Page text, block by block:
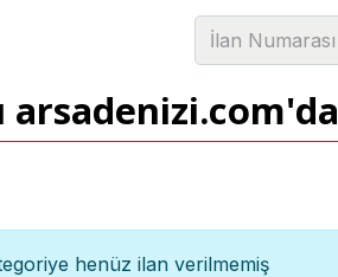
henüz ilan verilmemiş